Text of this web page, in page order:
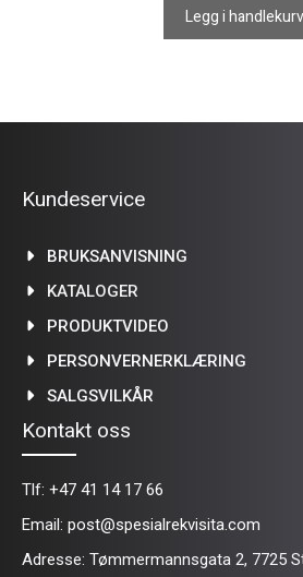
Legg i handlekurv
Kundeservice
BRUKSANVISNING
KATALOGER
PRODUKTVIDEO
PERSONVERNERKLÆRING
SALGSVILKÅR
Kontakt oss
Tlf: +47 41 14 17 66
Email: post@spesialrekvisita.com
Adresse: Tømmermannsgata 2, 7725